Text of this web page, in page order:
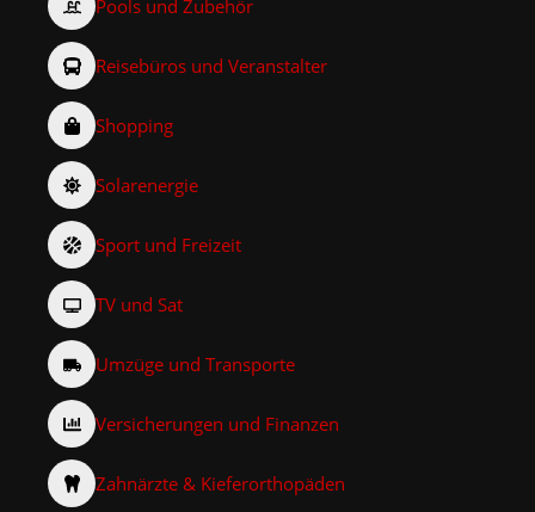
Pools und Zubehör
Reisebüros und Veranstalter
Shopping
Solarenergie
Sport und Freizeit
TV und Sat
Umzüge und Transporte
Versicherungen und Finanzen
Zahnärzte & Kieferorthopäden